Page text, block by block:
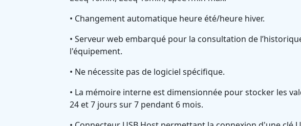
• Changement automatique heure été/heure hiver.
• Serveur web embarqué pour la consultation de
l'équipement.
• Ne nécessite pas de logiciel spécifique.
• La mémoire interne est dimensionnée pour stocker les
24 et 7 jours sur 7 pendant 6 mois.